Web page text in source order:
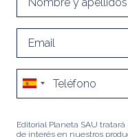
Editorial Planeta SAU
de interés en nuestros